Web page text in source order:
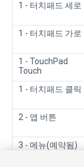
1 - 터치패드 세로
1 - 터치패드 가로
1 - TouchPad
Touch
1 - 터치패드 클릭
2 - 앱 버튼
3 - 메뉴(예약됨)